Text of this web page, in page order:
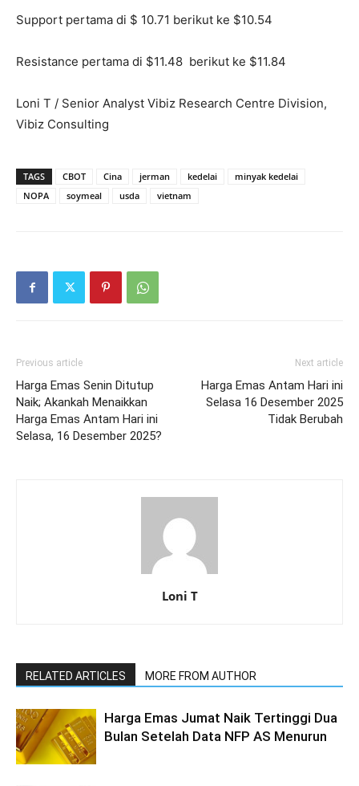
Support pertama di $ 10.71 berikut ke $10.54
Resistance pertama di $11.48 berikut ke $11.84
Loni T / Senior Analyst Vibiz Research Centre Division,
Vibiz Consulting
TAGS CBOT Cina jerman kedelai
minyak kedelai
NOPA
soymeal usda vietnam
Previous article
Harga Emas Senin Ditutup
Naik; Akankah Menaikkan
Harga Emas Antam Hari ini
Selasa, 16 Desember 2025?
Next article
Harga Emas Antam Hari ini
Selasa 16 Desember 2025
Tidak Berubah
Loni T
RELATED ARTICLES MORE FROM AUTHOR
Harga Emas Jumat Naik Tertinggi Dua
Bulan Setelah Data NFP AS Menurun